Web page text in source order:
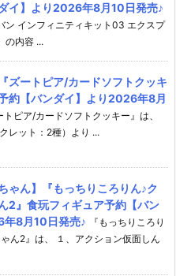
イ】より2026年8月10日発売♪
ン インフィニティキット03 エクスプ
の内容 ...
ズートピア/カードソフトクッキ
約【バンダイ】より2026年8月
トピア/カードソフトクッキー』は、
レット：2種）より ...
ゃん】『もっちりころりん♪ク
2』食玩フィギュア予約【バン
8月10日発売♪
『もっちりころり
ん2』は、 １、アクション仮面しん